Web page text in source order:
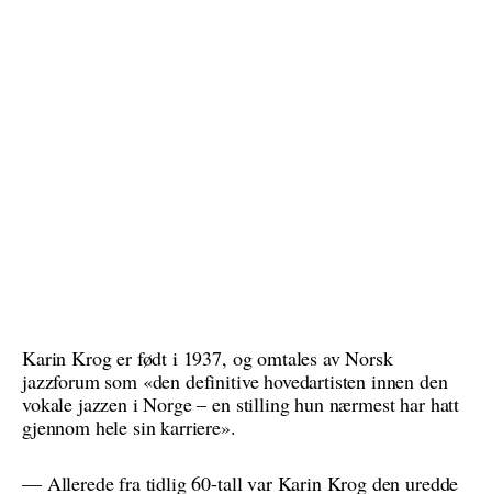
Karin Krog er født i 1937, og omtales av Norsk
jazzforum som «den definitive hovedartisten innen den
vokale jazzen i Norge – en stilling hun nærmest har hatt
gjennom hele sin karriere».
— Allerede fra tidlig 60-tall var Karin Krog den uredde